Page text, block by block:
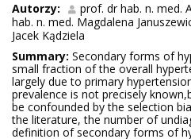
Autorzy: prof. dr hab. n. med.
hab. n. med. Magdalena
Jacek Kądziela
Summary: Secondary forms of
small fraction of the overall
largely due to primary
prevalence is not precisely
be confounded by the selection
the literature, the number of
definition of secondary forms of